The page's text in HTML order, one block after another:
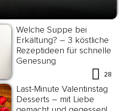
Welche Suppe bei
Erkältung? – 3 köstliche
Rezeptideen für schnelle
Genesung
28
Last-Minute Valentinstag
Desserts – mit Liebe